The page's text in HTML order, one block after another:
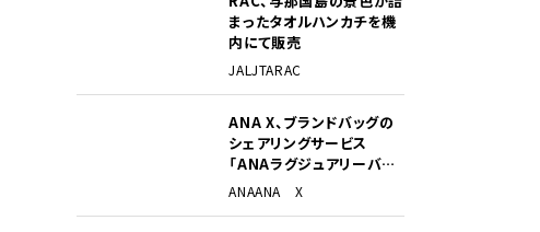
まったタオルハンカチを機
内にて販売
JALJTARAC
ANA X、ブランドバッグの
シェアリングサービス
「ANAラグジュアリーバッ
グ」開始
ANAANA X